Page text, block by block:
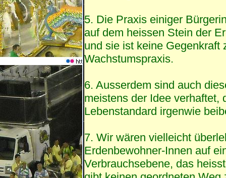
5. Die Praxis einiger
auf dem heissen Stein der
und sie ist keine Gegenkraft
Wachstumspraxis.
6. Ausserdem sind auch
meistens der Idee verhaftet,
Lebenstandard irgenwie
7. Wir wären vielleicht
Erdenbewohner-Innen auf
Verbrauchsebene, das